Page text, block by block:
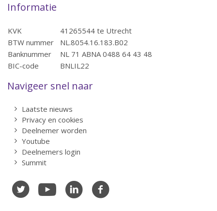
Informatie
KVK
41265544 te Utrecht
BTW nummer
NL.8054.16.183.B02
Banknummer
NL 71 ABNA 0488 64 43 48
BIC-code
BNLIL22
Navigeer snel naar
Laatste nieuws
Privacy en cookies
Deelnemer worden
Youtube
Deelnemers login
Summit